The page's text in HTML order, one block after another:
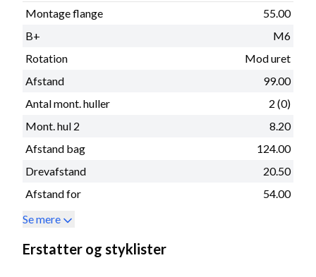
Montage flange
55.00
B+
M6
Rotation
Mod uret
Afstand
99.00
Antal mont. huller
2 (0)
Mont. hul 2
8.20
Afstand bag
124.00
Drevafstand
20.50
Afstand for
54.00
Se mere
Erstatter og styklister